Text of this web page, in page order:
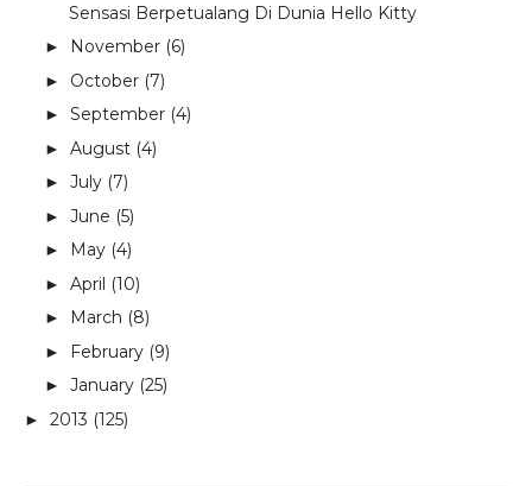
Sensasi Berpetualang Di Dunia Hello Kitty
► November (6)
► October (7)
► September (4)
► August (4)
► July (7)
► June (5)
► May (4)
► April (10)
► March (8)
► February (9)
► January (25)
► 2013 (125)